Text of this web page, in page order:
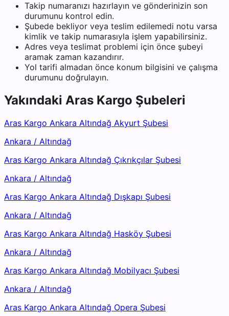
Takip numaranızı hazırlayın ve gönderinizin son
durumunu kontrol edin.
Şubede bekliyor veya teslim edilemedi notu varsa
kimlik ve takip numarasıyla işlem yapabilirsiniz.
Adres veya teslimat problemi için önce şubeyi
aramak zaman kazandırır.
Yol tarifi almadan önce konum bilgisini ve çalışma
durumunu doğrulayın.
Yakındaki Aras Kargo Şubeleri
Aras Kargo Ankara Altındağ Akyurt Şubesi
Ankara / Altındağ
Aras Kargo Ankara Altındağ Çıkrıkçılar Şubesi
Ankara / Altındağ
Aras Kargo Ankara Altındağ Dışkapı Şubesi
Ankara / Altındağ
Aras Kargo Ankara Altındağ Hasköy Şubesi
Ankara / Altındağ
Aras Kargo Ankara Altındağ Mobilyacı Şubesi
Ankara / Altındağ
Aras Kargo Ankara Altındağ Opera Şubesi